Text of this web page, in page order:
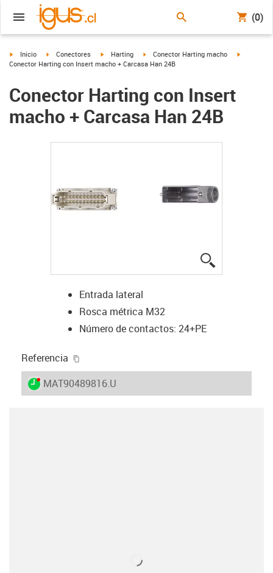
(0)
igus-icon-arrow-right
Inicio igus-icon-arrow-right
Conectores igus-icon-arrow-right
Harting igus-icon-arrow-right
Conector Harting macho
igus-icon-
Conector Harting con Insert macho + Carcasa Han 24B
Conector Harting con Insert
macho + Carcasa Han 24B
Entrada lateral
Rosca métrica M32
Número de contactos: 24+PE
Referencia
igus-icon-lieferzeit-dot
MAT90489816.U